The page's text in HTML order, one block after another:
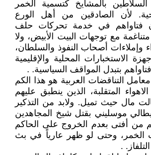
بالمشايخ كتسمية الخمر
لأن الصادقين من أهل الورع
فتاواهم في خدمة تحركات حلف
متناغمة مع توجهات البيت الأبيض، ولا
وإملاءات أصحاب النفوذ والسلطان،
الاستخبارات المحلية والإقليمية
فتاواهم بتبدل المواقف السياسية. .
معامل التناقضات العربية هو هذا الكم
المتقلبة، الذين ينطبق عليهم
مال حيث تميل. ولابد من التذكير
موسليني بقتل شيخ المجاهدين
من أفتى بعدم الخروج على الحاكم
الخمر، وحتى لو ظهر عارياً في بث
.